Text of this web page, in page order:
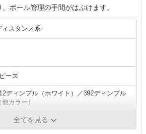
ボール管理の手間がはぶけます。
ィスタンス系
ース
ディンプル（ホワイト）／392ディンプル
他カラー）
ワイト／イエロー／オレンジ／ピンク
全てを見る